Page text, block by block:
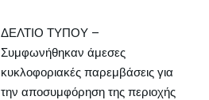
ΔΕΛΤΙΟ ΤΥΠΟΥ –
Συμφωνήθηκαν άμεσες
κυκλοφοριακές παρεμβάσεις για
την αποσυμφόρηση της περιοχής